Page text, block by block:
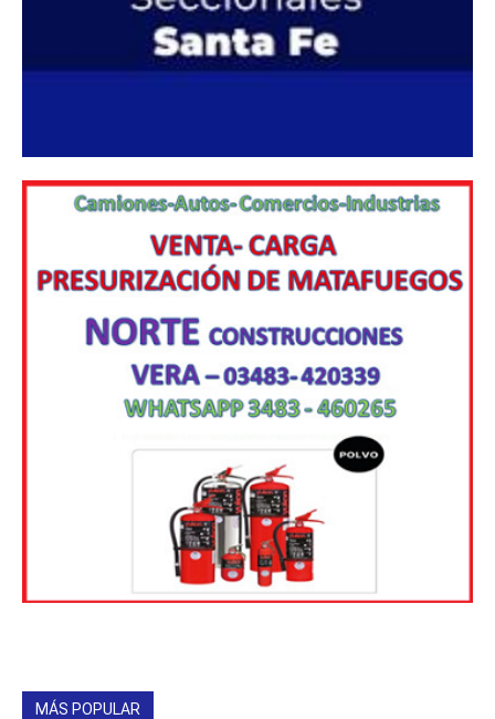
MÁS POPULAR